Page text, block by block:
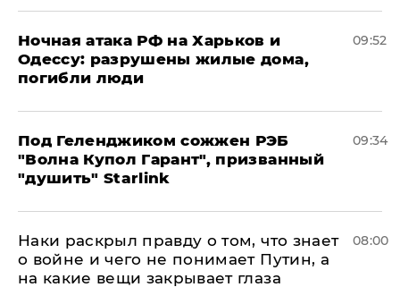
​Ночная атака РФ на Харьков и
Одессу: разрушены жилые дома,
погибли люди
09:52
Под Геленджиком сожжен РЭБ
"Волна Купол Гарант", призванный
"душить" Starlink
09:34
Наки раскрыл правду о том, что знает
о войне и чего не понимает Путин, а
на какие вещи закрывает глаза
08:00